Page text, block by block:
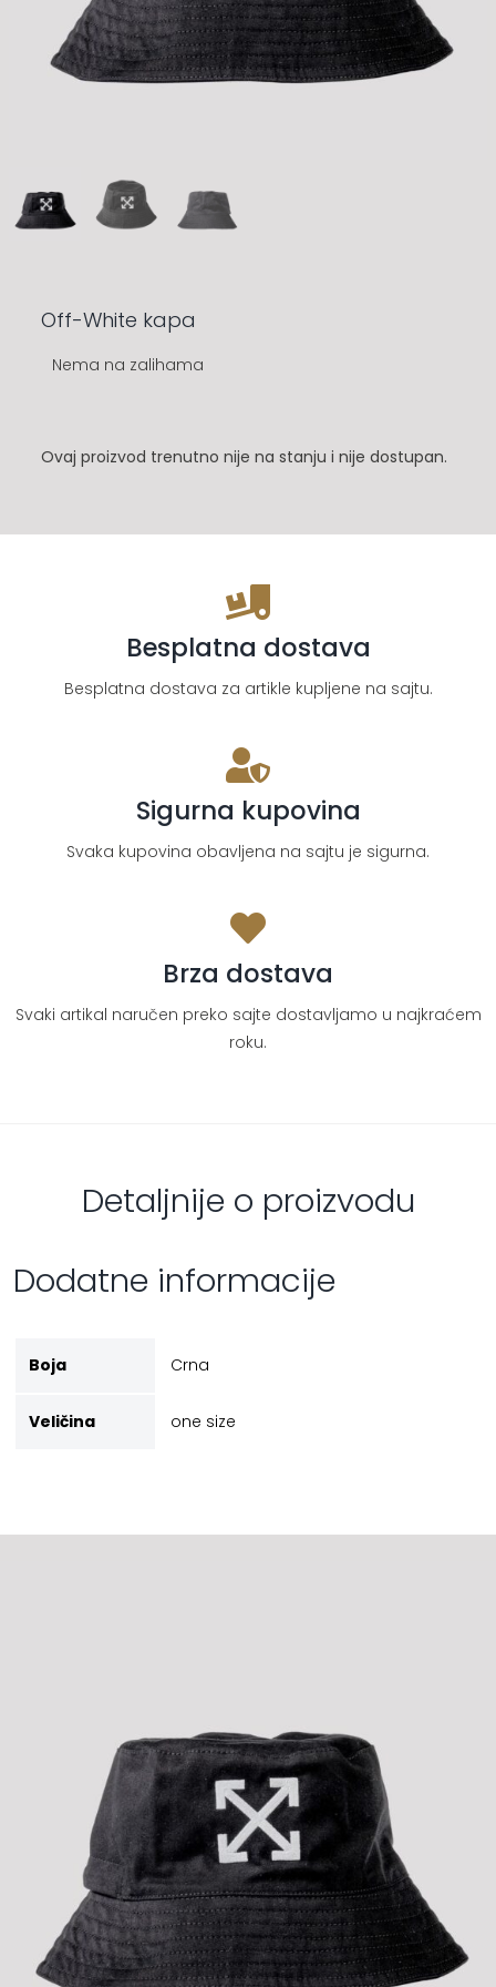
Off-White kapa
Nema na zalihama
Ovaj proizvod trenutno nije na stanju i nije dostupan.
Besplatna dostava
Besplatna dostava za artikle kupljene na sajtu.
Sigurna kupovina
Svaka kupovina obavljena na sajtu je sigurna.
Brza dostava
Svaki artikal naručen preko sajte dostavljamo u najkraćem
roku.
Detaljnije o proizvodu
Dodatne informacije
Boja Crna
Veličina one size